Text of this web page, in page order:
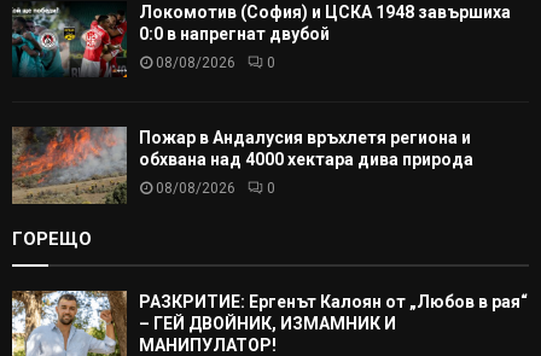
Локомотив (София) и ЦСКА 1948 завършиха
0:0 в напрегнат двубой
08/08/2026 0
Пожар в Андалусия връхлетя региона и
обхвана над 4000 хектара дива природа
08/08/2026 0
ГОРЕЩО
РАЗКРИТИЕ: Ергенът Калоян от „Любов в рая“
– ГЕЙ ДВОЙНИК, ИЗМАМНИК И
МАНИПУЛАТОР!